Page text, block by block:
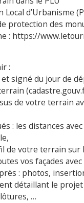
d’Urbanisme
protection des
: https://
:
signé du jour de
de votre terrain
: les distances
de votre terrain
vos façades
: photos,
détaillant le
…